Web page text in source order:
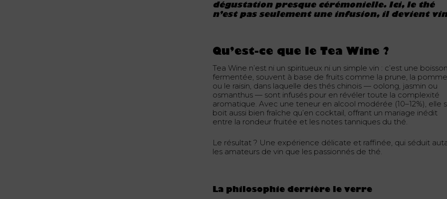
dégustation presque cérémonielle. Ici, le thé
n’est pas seulement une infusion, il devient
Qu’est-ce que le Tea Wine ?
Tea Wine n’est ni un spiritueux ni un simple vin : c’est une boisson
fermentée, souvent à base de fruits comme la prune, la pomme
ou le raisin, dans laquelle des thés chinois — oolong, jasmin ou
osmanthus — sont infusés pour en révéler toute la complexité
aromatique. Avec une teneur en alcool modérée (10–12%), elle
boit aussi bien fraîche qu’en cocktail, offrant un mariage inédit
entre la rondeur fruitée et les notes tanniques du thé.
Le résultat ? Une expérience délicate et raffinée, qui séduit
les amateurs de vin que les passionnés de thé.
La philosophie derrière le verre